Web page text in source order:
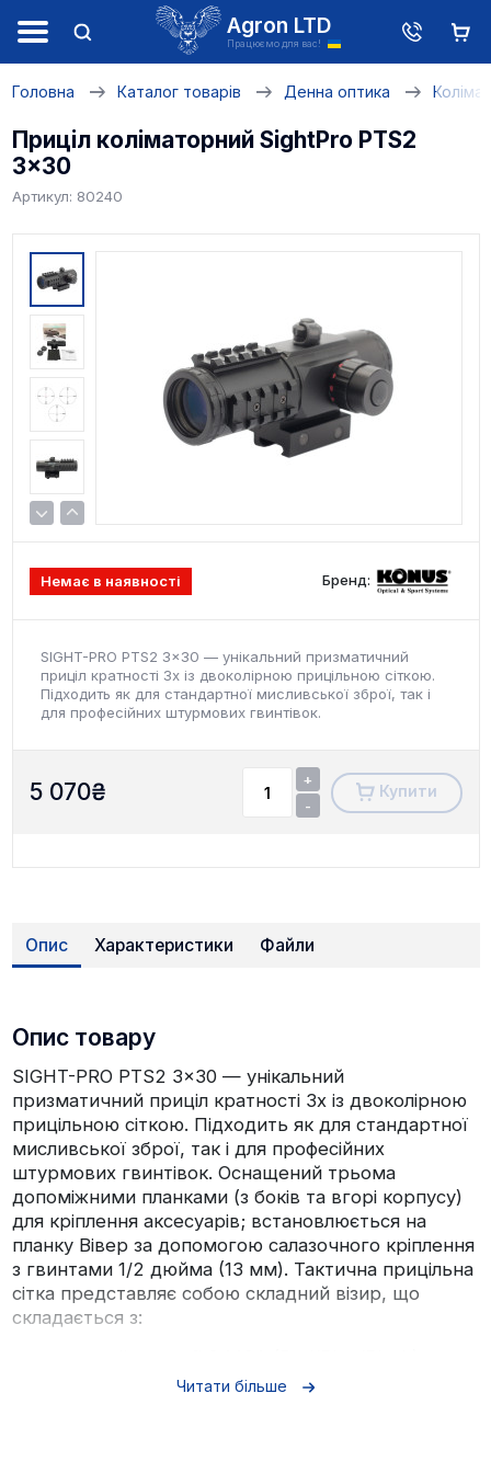
Agron LTD
Працюємо для вас!
Головна Каталог товарів Денна оптика
Приціл коліматорний SightPro PTS2
3x30
Артикул: 80240
Немає в наявності Бренд:
SIGHT-PRO PTS2 3x30 — унікальний призматичний
приціл кратності 3x із двоколірною прицільною сіткою.
Підходить як для стандартної мисливської зброї, так і
для професійних штурмових гвинтівок.
5 070₴
+
-
Купити
Опис Характеристики Файли
Опис товару
SIGHT-PRO PTS2 3x30 — унікальний
призматичний приціл кратності 3x із двоколірною
прицільною сіткою. Підходить як для стандартної
мисливської зброї, так і для професійних
штурмових гвинтівок. Оснащений трьома
допоміжними планками (з боків та вгорі корпусу)
для кріплення аксесуарів; встановлюється на
планку Вівер за допомогою салазочного кріплення
з гвинтами 1/2 дюйма (13 мм). Тактична прицільна
сітка представляє собою складний візир, що
складається з:
"підкови" Ø 15.33 МОА у верхній напівплощині
Читати більше